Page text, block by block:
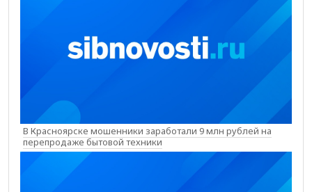
В Красноярске мошенники заработали 9 млн рублей на
перепродаже бытовой техники